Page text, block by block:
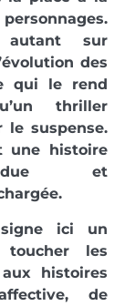
autant sur
des
qui le rend
thriller
le suspense.
une histoire
et
signe ici un
les
histoires
de